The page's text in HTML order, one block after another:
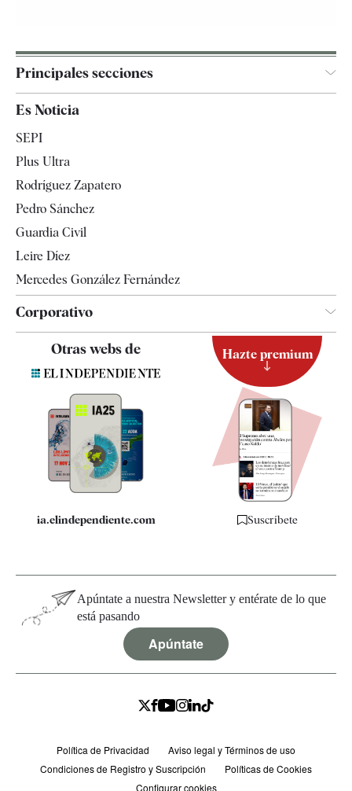
Principales secciones
Televisión
Es Noticia
SEPI
Plus Ultra
Rodríguez Zapatero
Pedro Sánchez
Guardia Civil
Leire Díez
Mercedes González Fernández
Corporativo
Quiénes somos
Especificaciones
Otras webs de
ia.elindependiente.com
Hazte premium
Suscríbete
Apúntate a nuestra Newsletter y entérate de lo que
está pasando
Apúntate
Política de Privacidad
Aviso legal y Términos de uso
Condiciones de Registro y Suscripción
Políticas de Cookies
Configurar cookies